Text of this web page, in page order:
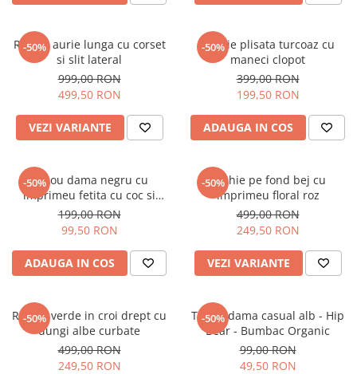
-50%
Rochie aurie lunga cu corset
si slit lateral
999,00 RON
499,50 RON
VEZI VARIANTE
-50%
Rochie plisata turcoaz cu
maneci clopot
399,00 RON
199,50 RON
ADAUGA IN COS
-50%
Tricou dama negru cu
imprimeu fetita cu coc si
ochelari albastrii
199,00 RON
99,50 RON
ADAUGA IN COS
-50%
Rochie pe fond bej cu
imprimeu floral roz
499,00 RON
249,50 RON
VEZI VARIANTE
-50%
Rochie verde in croi drept cu
dungi albe curbate
499,00 RON
249,50 RON
-50%
Tricou dama casual alb - Hip
Bear - Bumbac Organic
99,00 RON
49,50 RON